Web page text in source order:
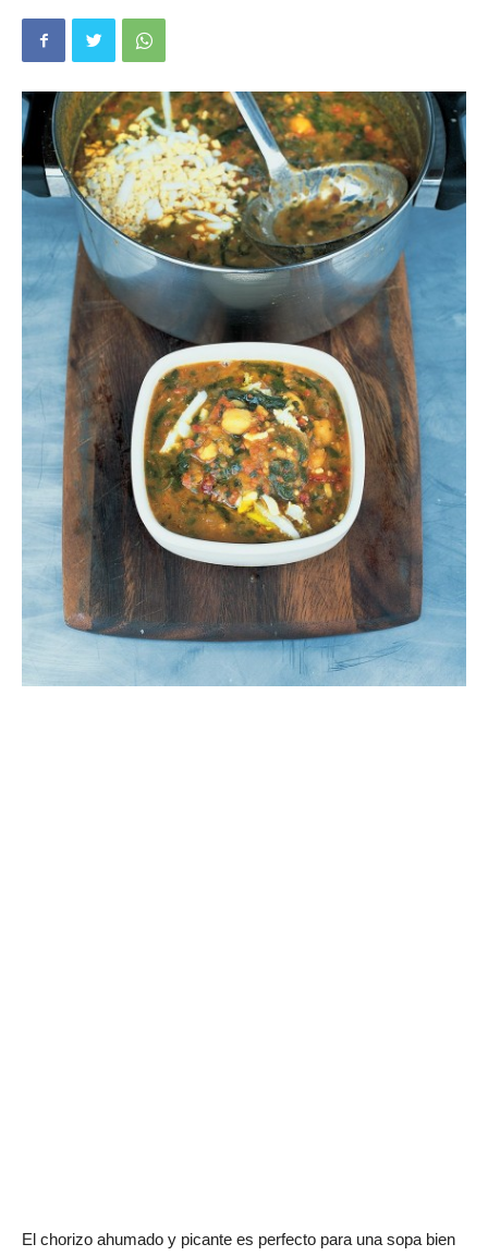
El chorizo ahumado y picante es perfecto para una sopa bien